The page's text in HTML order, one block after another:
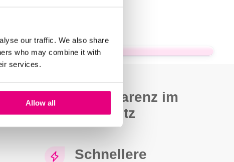
our traffic. We also share
who may combine it with
services.
Allow all
Transparenz im
Filialnetz
Schnellere